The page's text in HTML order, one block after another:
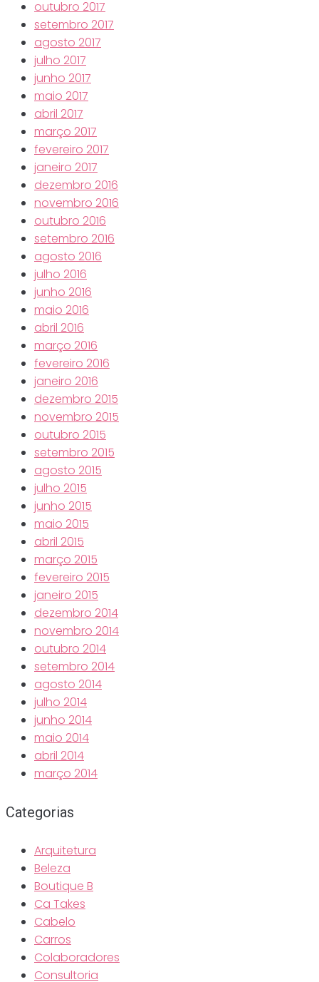
outubro 2017
setembro 2017
agosto 2017
julho 2017
junho 2017
maio 2017
abril 2017
março 2017
fevereiro 2017
janeiro 2017
dezembro 2016
novembro 2016
outubro 2016
setembro 2016
agosto 2016
julho 2016
junho 2016
maio 2016
abril 2016
março 2016
fevereiro 2016
janeiro 2016
dezembro 2015
novembro 2015
outubro 2015
setembro 2015
agosto 2015
julho 2015
junho 2015
maio 2015
abril 2015
março 2015
fevereiro 2015
janeiro 2015
dezembro 2014
novembro 2014
outubro 2014
setembro 2014
agosto 2014
julho 2014
junho 2014
maio 2014
abril 2014
março 2014
Categorias
Arquitetura
Beleza
Boutique B
Ca Takes
Cabelo
Carros
Colaboradores
Consultoria